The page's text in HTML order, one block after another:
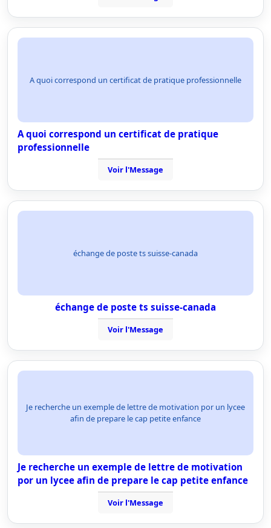
A quoi correspond un certificat de pratique professionnelle
A quoi correspond un certificat de pratique
professionnelle
Voir l'Message
échange de poste ts suisse-canada
échange de poste ts suisse-canada
Voir l'Message
Je recherche un exemple de lettre de motivation por un lycee
afin de prepare le cap petite enfance
Je recherche un exemple de lettre de motivation
por un lycee afin de prepare le cap petite enfance
Voir l'Message